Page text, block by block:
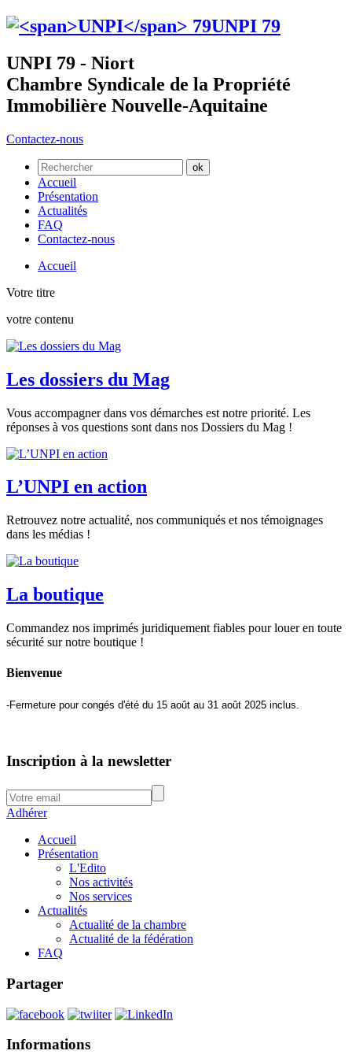
UNPI 79
UNPI 79 - Niort
Chambre Syndicale de la Propriété
Immobilière Nouvelle-Aquitaine
Contactez-nous
Accueil
Présentation
Actualités
FAQ
Contactez-nous
Accueil
Votre titre
votre contenu
Les dossiers du Mag
Vous accompagner dans vos démarches est notre priorité. Les
réponses à vos questions sont dans nos Dossiers du Mag !
L’UNPI en action
Retrouvez notre actualité, nos communiqués et nos témoignages
dans les médias !
La boutique
Commandez nos imprimés juridiquement fiables pour louer en toute
sécurité sur notre boutique !
Bienvenue
-Fermeture pour congés d'été du 15 août au 31 août 2025 inclus.
Inscription à la newsletter
Adhérer
Accueil
Présentation
L'Edito
Nos activités
Nos services
Actualités
Actualité de la chambre
Actualité de la fédération
FAQ
Partager
Informations